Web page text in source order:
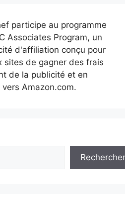
participe au programme
Associates Program, un
d'affiliation conçu pour
sites de gagner des frais
de la publicité et en
Amazon.com.
Rechercher